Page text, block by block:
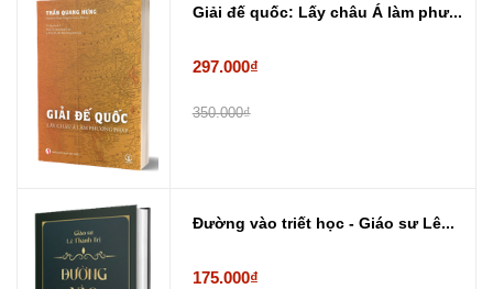
Giải đế quốc: Lấy châu Á làm phư...
297.000₫
350.000₫
Đường vào triết học - Giáo sư Lê...
175.000₫